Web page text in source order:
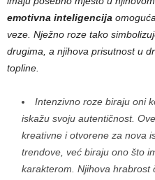
emotivna inteligencija
veze. Nježno roze tako
drugima, a njihova prisutnost u
topline.
Intenzivno roze biraju oni
iskažu svoju autentičnost.
kreativne i otvorene za nova
trendove, već biraju ono što
karakterom. Njihova hrabrost